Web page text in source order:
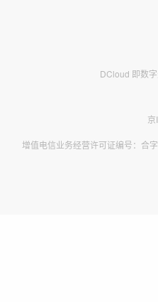
DCloud 即数
增值电信业务经营许可证编号：合